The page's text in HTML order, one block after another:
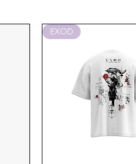
EXOD